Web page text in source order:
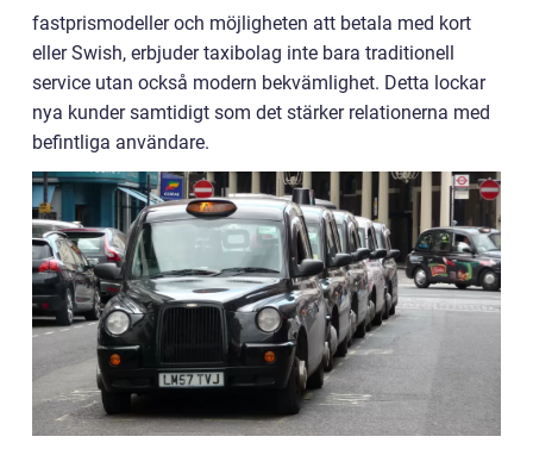
fastprismodeller och möjligheten att betala med kort
eller Swish, erbjuder taxibolag inte bara traditionell
service utan också modern bekvämlighet. Detta lockar
nya kunder samtidigt som det stärker relationerna med
befintliga användare.